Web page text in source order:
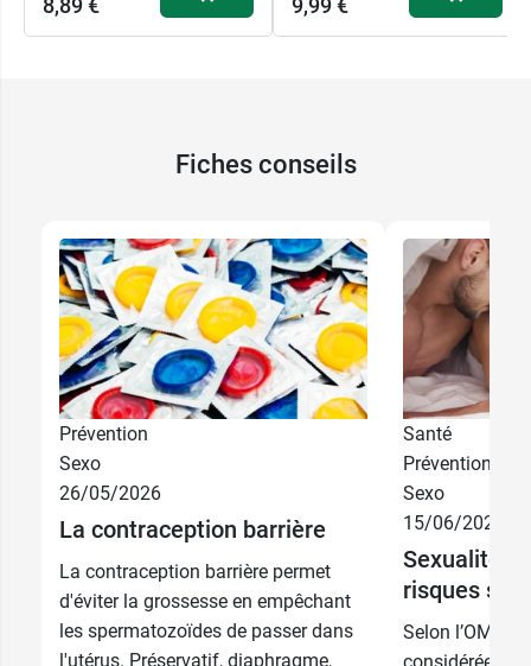
8,89 € 9,99 €
Fiches conseils
Prévention
Sexo
26/05/2026
La contraception barrière
La contraception barrière permet
d'éviter la grossesse en empêchant
les spermatozoïdes de passer dans
l'utérus. Préservatif, diaphragme,
Santé
Prévention
Sexo
15/06/2026
Sexualité :
risques sur
Selon l’OMS,